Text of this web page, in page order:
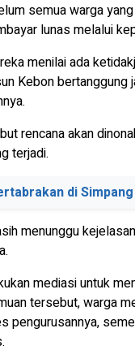
semua warga
lunas melalui
menilai ada
Kebon bertanggung
rencana akan
terjadi.
di
menunggu
mediasi untuk
tersebut, warga
pengurusannya,